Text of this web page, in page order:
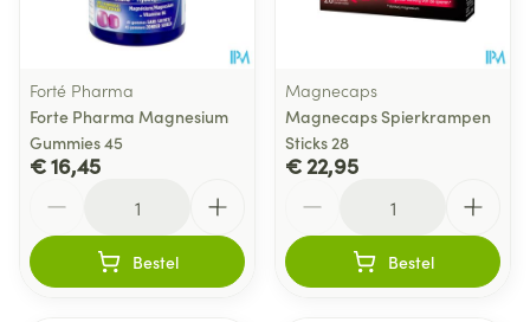
Forté Pharma
Forte Pharma Magnesium
Gummies 45
€ 16,45
Bestel
Magnecaps
Magnecaps Spierkrampen
Sticks 28
€ 22,95
Bestel